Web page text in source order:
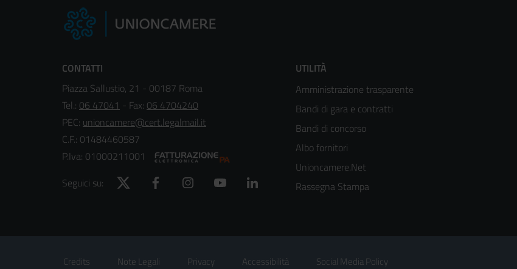
CONTATTI
Piazza Sallustio, 21 - 00187 Roma
Tel.: 06 47041 - Fax: 06 4704240
PEC: unioncamere@cert.legalmail.it
C.F.: 01484460587
P.Iva: 01000211001
Seguici su:
Twitter Facebook Instagram YouTube
Footer
menù
colonna
2
UTILITÀ
Amministrazione trasparente
Bandi di gara e contratti
Bandi di concorso
Albo fornitori
Unioncamere.Net
Rassegna Stampa
Footer
Credits Note Legali Privacy Accessibilità Social Media Policy